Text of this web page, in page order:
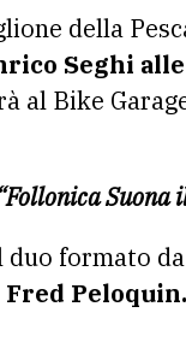
della
Seghi
al Bike
Suona
duo formato da
Fred Peloquin.